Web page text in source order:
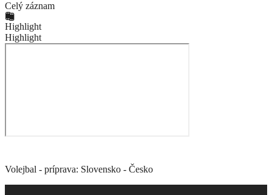
Celý záznam
Highlight
Highlight
Volejbal - príprava: Slovensko - Česko